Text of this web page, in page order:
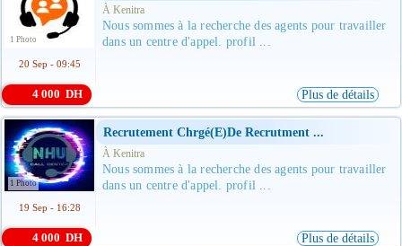
1 Photo
20 Sep - 09:45
À Kenitra
Nous sommes à la recherche des agents pour travailler
dans un centre d'appel. profil ...
4 000 DH Plus de détails
1 Photo
19 Sep - 16:28
Recrutement Chrgé(e)de Recrutment ...
À Kenitra
Nous sommes à la recherche des agents pour travailler
dans un centre d'appel. profil ...
4 000 DH Plus de détails